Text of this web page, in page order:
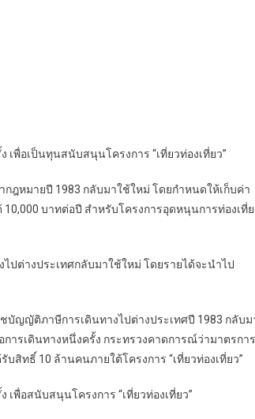
เพื่อเป็นทุนสนับสนุนโครงการ “เที่ยวท่องเที่ยว”
กฎหมายปี 1983 กลับมาใช้ใหม่ โดยกำหนดให้เก็บค่า
10,000 บาทต่อปี สำหรับโครงการอุดหนุนการท่องเที่
ปต่างประเทศกลับมาใช้ใหม่ โดยรายได้จะนำไป
บัญญัติภาษีการเดินทางไปต่างประเทศปี 1983 กลับม
ารเดินทางหนึ่งครั้ง กระทรวงคาดการณ์ว่ามาตรการ
ทธิ์ 10 ล้านคนภายใต้โครงการ “เที่ยวท่องเที่ยว”
พื่อสนับสนุนโครงการ “เที่ยวท่องเที่ยว”